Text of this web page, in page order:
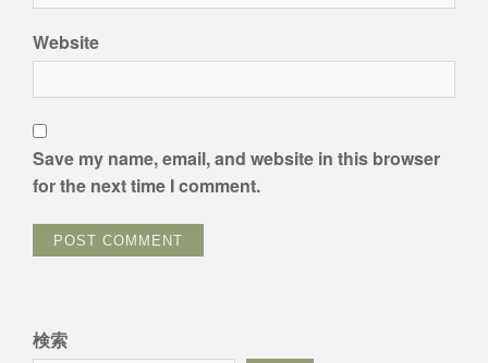
Website
Save my name, email, and website in this browser
for the next time I comment.
検索